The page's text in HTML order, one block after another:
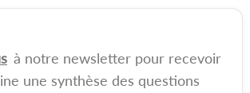
à notre newsletter pour recevoir
une synthèse des questions